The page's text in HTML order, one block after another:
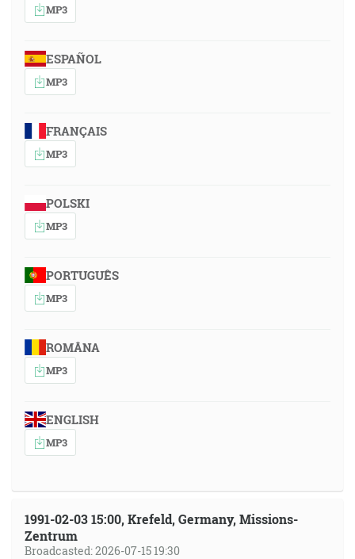
MP3
ESPAÑOL
MP3
FRANÇAIS
MP3
POLSKI
MP3
PORTUGUÊS
MP3
ROMÂNA
MP3
ENGLISH
MP3
1991-02-03 15:00, Krefeld, Germany, Missions-
Zentrum
Broadcasted: 2026-07-15 19:30